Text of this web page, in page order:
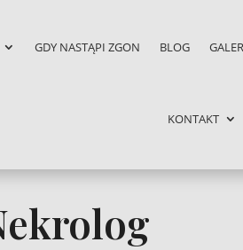
GDY NASTĄPI ZGON BLOG
KONTAKT